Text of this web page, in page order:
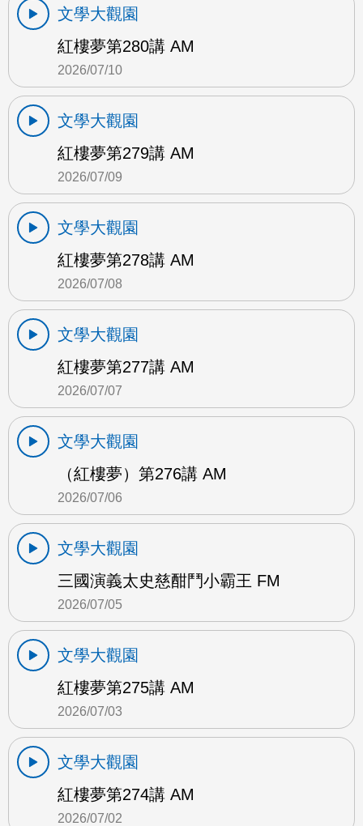
文學大觀園
紅樓夢第280講 AM
2026/07/10
文學大觀園
紅樓夢第279講 AM
2026/07/09
文學大觀園
紅樓夢第278講 AM
2026/07/08
文學大觀園
紅樓夢第277講 AM
2026/07/07
文學大觀園
（紅樓夢）第276講 AM
2026/07/06
文學大觀園
三國演義太史慈酣鬥小霸王 FM
2026/07/05
文學大觀園
紅樓夢第275講 AM
2026/07/03
文學大觀園
紅樓夢第274講 AM
2026/07/02